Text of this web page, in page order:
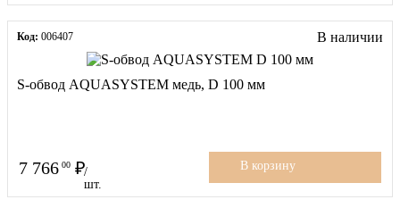
Код: 006407 В наличии
S-обвод AQUASYSTEM медь, D 100 мм
7 766 00
/
шт.
В корзину